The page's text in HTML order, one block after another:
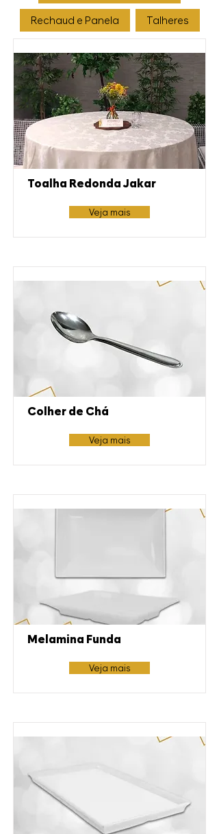
Rechaud e Panela Talheres
Toalha Redonda Jakar
Veja mais
Colher de Chá
Veja mais
Melamina Funda
Veja mais